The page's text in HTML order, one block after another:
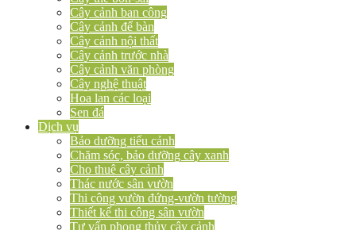
Cây cảnh ban công
Cây cảnh để bàn
Cây cảnh nội thất
Cây cảnh trước nhà
Cây cảnh văn phòng
Cây nghệ thuật
Hoa lan các loại
Sen đá
Dịch vụ
Bảo dưỡng tiểu cảnh
Chăm sóc, bảo dưỡng cây xanh
Cho thuê cây cảnh
Thác nước sân vườn
Thi công vườn đứng-vườn tường
Thiết kế thi công sân vườn
Tư vấn phong thủy cây cảnh